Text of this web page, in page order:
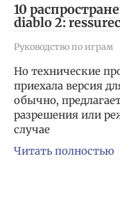
10
diablo 2:
Руководство по играм
Но технические
приехала версия
обычно,
разрешения или
случае
Читать полностью